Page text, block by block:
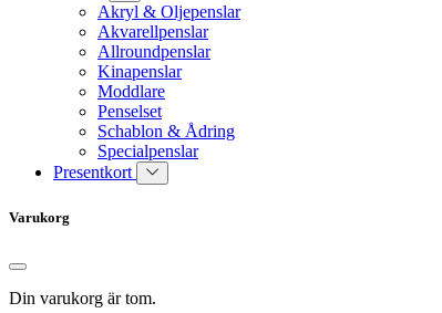
Akryl & Oljepenslar
Akvarellpenslar
Allroundpenslar
Kinapenslar
Moddlare
Penselset
Schablon & Ådring
Specialpenslar
Presentkort
Varukorg
Din varukorg är tom.